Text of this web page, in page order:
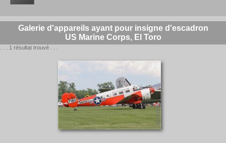
Galerie d'appareils ayant pour insigne d'escadron
US Marine Corps, El Toro
. . . 1 résultat trouvé . . .